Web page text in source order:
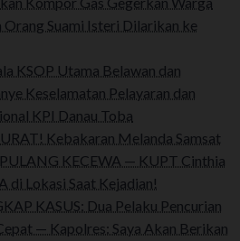
Orang Suami Isteri Dilarikan ke
KSOP Utama Belawan dan
Keselamatan Pelayaran dan
KPI Danau Toba
Kebakaran Melanda Samsat
KECEWA — KUPT Cinthia
di Lokasi Saat Kejadian!
KASUS: Dua Pelaku Pencurian
— Kapolres: Saya Akan Berikan